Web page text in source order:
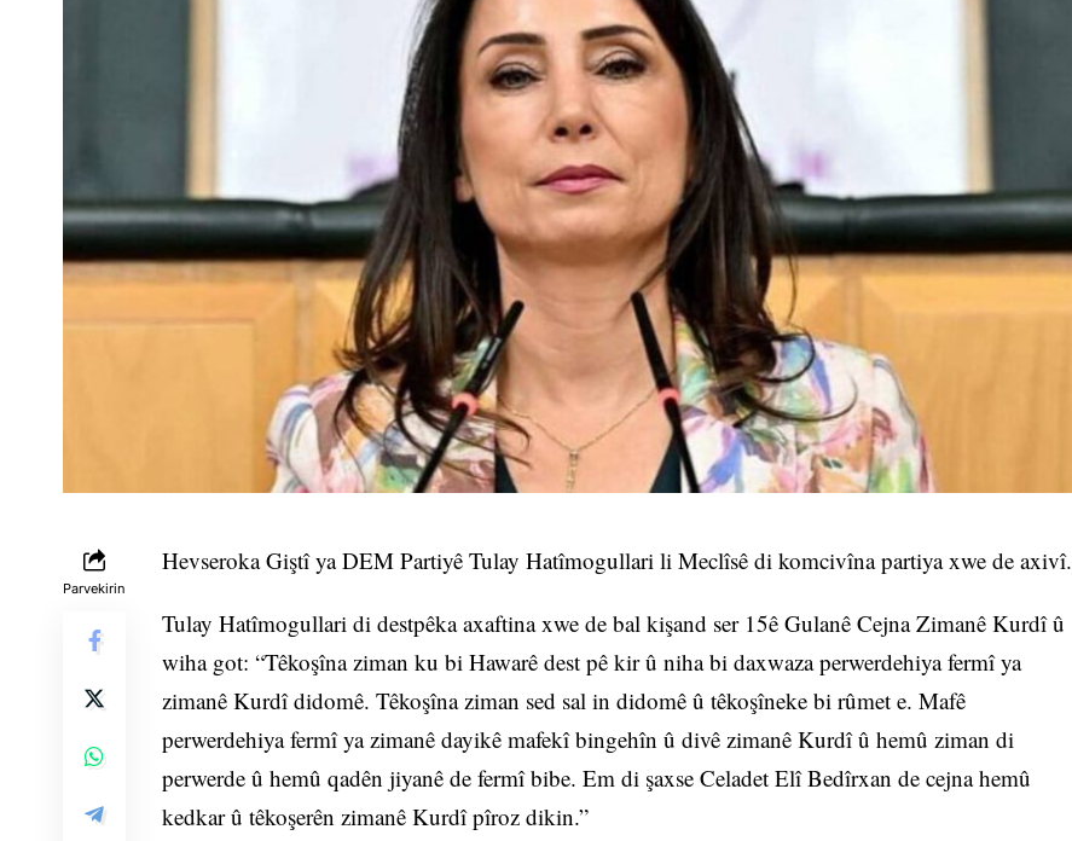
Parvekirin
Hevseroka Giştî ya DEM Partiyê Tulay Hatîmogullari li Meclîsê di komcivîna partiya xwe de axivî.
Tulay Hatîmogullari di destpêka axaftina xwe de bal kişand ser 15ê Gulanê Cejna Zimanê Kurdî û
wiha got: “Têkoşîna ziman ku bi Hawarê dest pê kir û niha bi daxwaza perwerdehiya fermî ya
zimanê Kurdî didomê. Têkoşîna ziman sed sal in didomê û têkoşîneke bi rûmet e. Mafê
perwerdehiya fermî ya zimanê dayikê mafekî bingehîn û divê zimanê Kurdî û hemû ziman di
perwerde û hemû qadên jiyanê de fermî bibe. Em di şaxse Celadet Elî Bedîrxan de cejna hemû
kedkar û têkoşerên zimanê Kurdî pîroz dikin.”